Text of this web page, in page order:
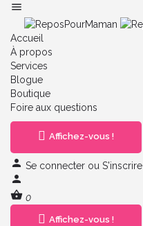
Accueil
À propos
Services
Blogue
Boutique
Foire aux questions
Affichez-vous !
Se connecter ou S'inscrire
0
Affichez-vous !